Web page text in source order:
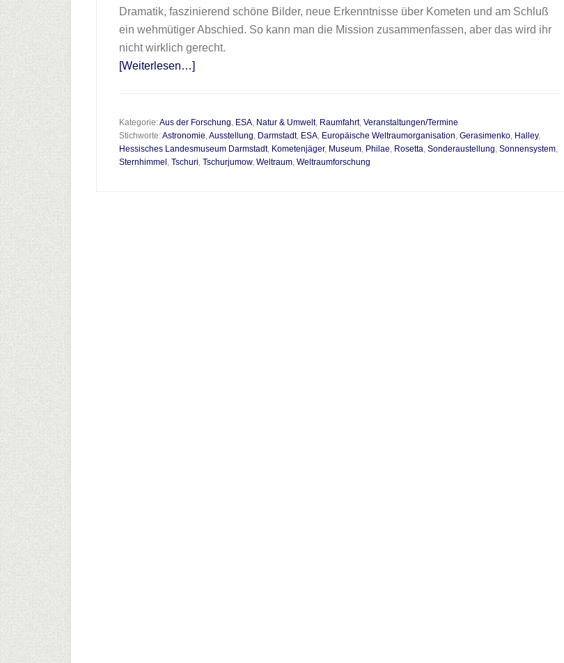
Dramatik, faszinierend schöne Bilder, neue Erkenntnisse über Kometen und am Schluß
ein wehmütiger Abschied. So kann man die Mission zusammenfassen, aber das wird ihr
nicht wirklich gerecht.
[Weiterlesen…]Infos
Rosetta
–
Europas
Kategorie:Aus der Forschung, ESA, Natur & Umwelt, Raumfahrt, Veranstaltungen/Termine
Stichworte:Astronomie,Ausstellung, Darmstadt, ESA, Europäische Weltraumorganisation, Gerasimenko, Halley,
Hessisches Landesmuseum Darmstadt, Kometenjäger, Museum, Philae, Rosetta, Sonderaustellung, Sonnensystem,
Sternhimmel , Tschuri, Tschurjumow, Weltraum, Weltraumforschung